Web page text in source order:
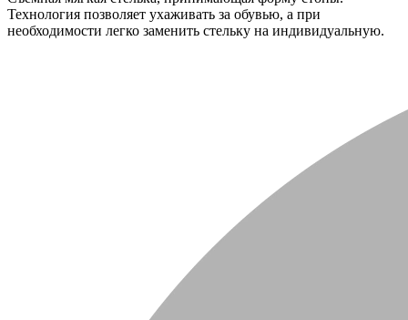
Технология позволяет ухаживать за обувью, а при
необходимости легко заменить стельку на индивидуальную.